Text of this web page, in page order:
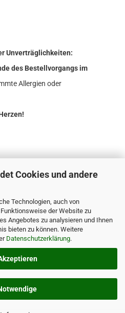
Cookies und andere
Technologien, auch von
der Website zu
Angebotes zu analysieren und Ihnen
bieten zu können. Weitere
Datenschutzerklärung.
Unverträglichkeiten:
des Bestellvorgangs im
Allergien oder